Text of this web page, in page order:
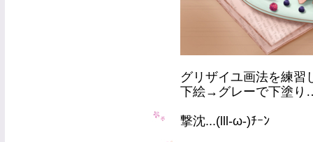
グリザイユ画法を練習
下絵→グレーで下塗
撃沈...(lll-ω-)ﾁｰﾝ